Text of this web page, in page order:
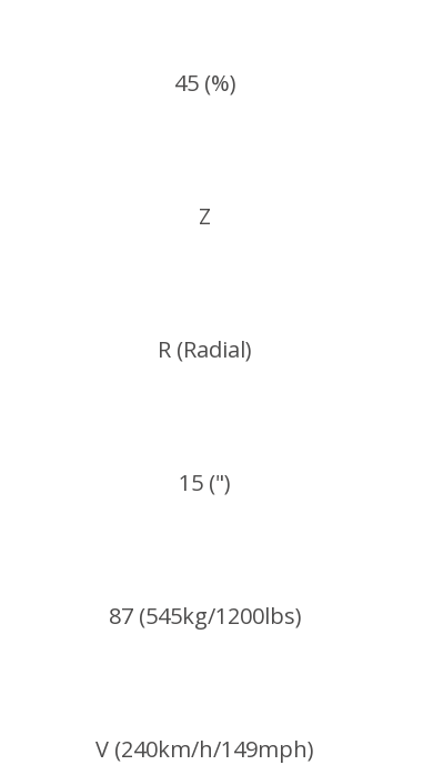
45 (%)
Z
R (Radial)
15 (")
87 (545kg/1200lbs)
V (240km/h/149mph)